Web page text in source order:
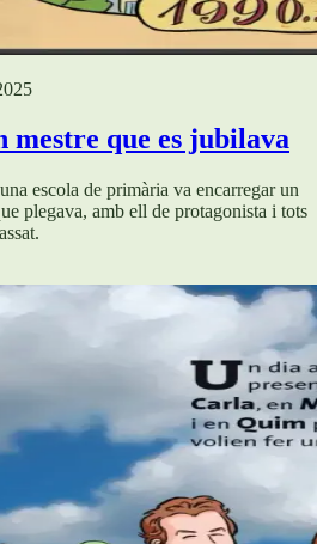
mestre que es jubilava
escola de primària va encarregar un
plegava, amb ell de protagonista i tots